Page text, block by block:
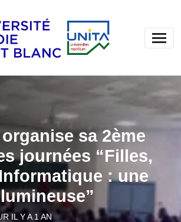
sa 2ème
journées “Filles,
: une
IL Y A 1 AN